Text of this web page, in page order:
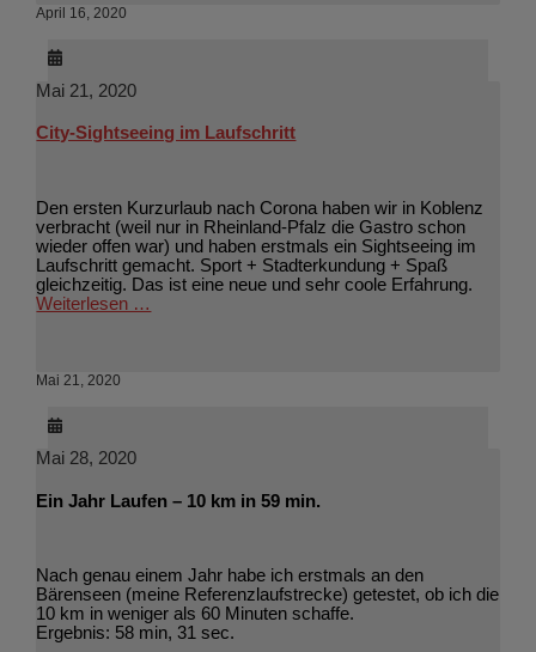
April 16, 2020
Mai 21, 2020
City-Sightseeing im Laufschritt
Den ersten Kurzurlaub nach Corona haben wir in Koblenz
verbracht (weil nur in Rheinland-Pfalz die Gastro schon
wieder offen war) und haben erstmals ein Sightseeing im
Laufschritt gemacht. Sport + Stadterkundung + Spaß
gleichzeitig. Das ist eine neue und sehr coole Erfahrung.
Weiterlesen …
Mai 21, 2020
Mai 28, 2020
Ein Jahr Laufen – 10 km in 59 min.
Nach genau einem Jahr habe ich erstmals an den
Bärenseen (meine Referenzlaufstrecke) getestet, ob ich die
10 km in weniger als 60 Minuten schaffe.
Ergebnis: 58 min, 31 sec.